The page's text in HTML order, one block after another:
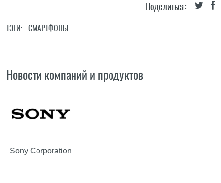
Поделиться:
ТЭГИ: СМАРТФОНЫ
Новости компаний и продуктов
Sony Corporation